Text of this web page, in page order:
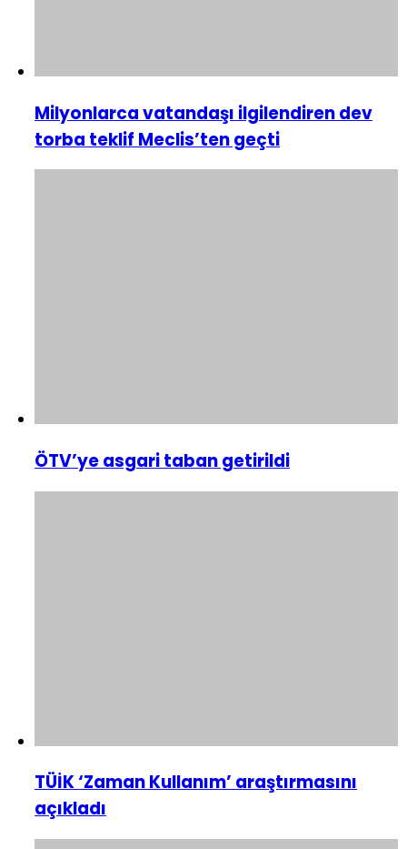
Milyonlarca vatandaşı ilgilendiren dev
torba teklif Meclis’ten geçti
ÖTV’ye asgari taban getirildi
TÜİK ‘Zaman Kullanım’ araştırmasını
açıkladı